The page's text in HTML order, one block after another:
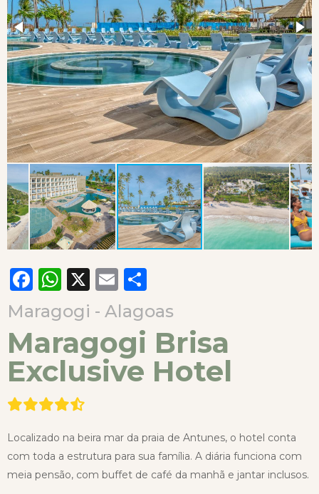
Facebook
WhatsApp
X Email
Maragogi - Alagoas
Maragogi Brisa
Exclusive Hotel
Localizado na beira mar da praia de Antunes, o hotel conta
com toda a estrutura para sua família. A diária funciona com
meia pensão, com buffet de café da manhã e jantar inclusos.